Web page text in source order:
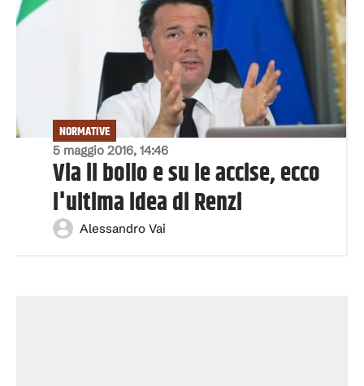
5 maggio 2016, 14:46
NORMATIVE
Via il bollo e su le accise, ecco
l'ultima idea di Renzi
Alessandro Vai